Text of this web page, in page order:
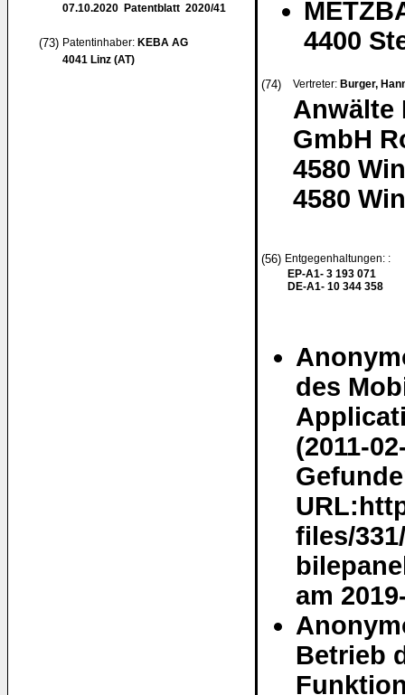
07.10.2020 Patentblatt 2020/41
(73) Patentinhaber: KEBA AG
4041 Linz (AT)
4400
(74) Vertreter: Burger,
Anwälte
GmbH
4580
4580
(56) Entgegenhaltungen: :
EP-A1- 3 193 071
DE-A1- 10 344 358
des
(2011-
files/
am
Betrieb